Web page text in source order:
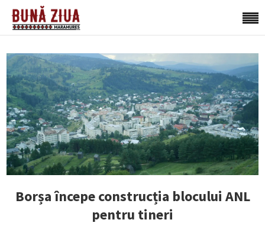
Borșa începe construcția blocului ANL
pentru tineri